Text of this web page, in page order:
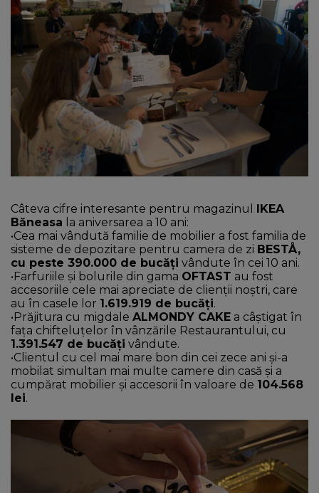
Câteva cifre interesante pentru magazinul
IKEA
Băneasa la aniversarea a 10 ani:
•Cea mai vândută familie de mobilier a fost familia de
sisteme de depozitare pentru camera de zi BESTÅ,
cu peste 390.000 de bucăți vândute în cei 10 ani.
•Farfuriile și bolurile din gama OFTAST au fost
accesoriile cele mai apreciate de clienții noștri, care
au în casele lor 1.619.919 de bucăți.
•Prăjitura cu migdale ALMONDY CAKE a câștigat în
fața chifteluțelor în vânzările Restaurantului, cu
1.391.547 de bucăți vândute.
•Clientul cu cel mai mare bon din cei zece ani și-a
mobilat simultan mai multe camere din casă și a
cumpărat mobilier și accesorii în valoare de 104.568
lei.